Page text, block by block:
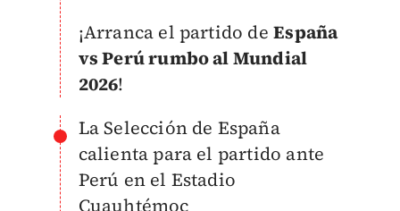
¡Arranca el partido deEspaña
vs Perú rumbo al Mundial
2026!
La Selección de España
calienta para el partido ante
Perú en el Estadio
Cuauhtémoc